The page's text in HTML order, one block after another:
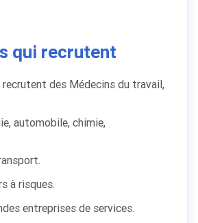
qui recrutent
des Médecins du travail,
automobile, chimie,
à risques.
entreprises de services.